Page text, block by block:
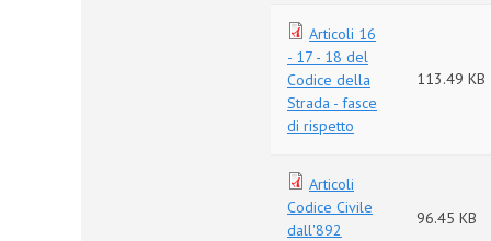
Articoli 16
- 17 - 18 del
Codice della
Strada - fasce
di rispetto
113.49 KB
Articoli
Codice Civile
dall'892
96.45 KB